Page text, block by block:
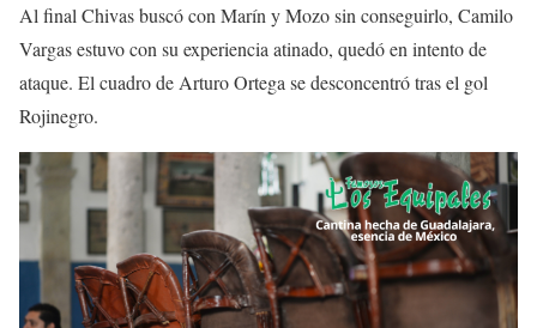
Al final Chivas buscó con Marín y Mozo sin conseguirlo, Camilo
Vargas estuvo con su experiencia atinado, quedó en intento de
ataque. El cuadro de Arturo Ortega se desconcentró tras el gol
Rojinegro.